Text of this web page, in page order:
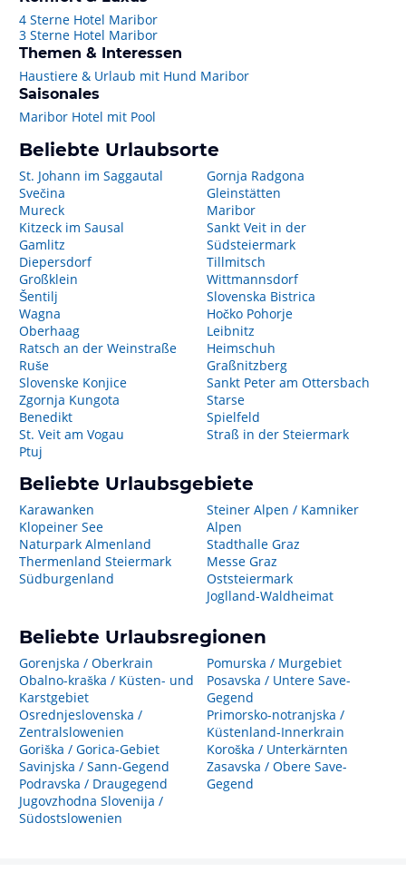
4 Sterne Hotel Maribor
3 Sterne Hotel Maribor
Themen & Interessen
Haustiere & Urlaub mit Hund Maribor
Saisonales
Maribor Hotel mit Pool
Beliebte Urlaubsorte
St. Johann im Saggautal
Svečina
Mureck
Kitzeck im Sausal
Gamlitz
Diepersdorf
Großklein
Šentilj
Wagna
Oberhaag
Ratsch an der Weinstraße
Ruše
Slovenske Konjice
Zgornja Kungota
Benedikt
St. Veit am Vogau
Ptuj
Gornja Radgona
Gleinstätten
Maribor
Sankt Veit in der
Südsteiermark
Tillmitsch
Wittmannsdorf
Slovenska Bistrica
Hočko Pohorje
Leibnitz
Heimschuh
Graßnitzberg
Sankt Peter am Ottersbach
Starse
Spielfeld
Straß in der Steiermark
Beliebte Urlaubsgebiete
Karawanken
Klopeiner See
Naturpark Almenland
Thermenland Steiermark
Südburgenland
Steiner Alpen / Kamniker
Alpen
Stadthalle Graz
Messe Graz
Oststeiermark
Joglland-Waldheimat
Beliebte Urlaubsregionen
Gorenjska / Oberkrain
Obalno-kraška / Küsten- und
Karstgebiet
Osrednjeslovenska /
Zentralslowenien
Goriška / Gorica-Gebiet
Savinjska / Sann-Gegend
Podravska / Draugegend
Jugovzhodna Slovenija /
Südostslowenien
Pomurska / Murgebiet
Posavska / Untere Save-
Gegend
Primorsko-notranjska /
Küstenland-Innerkrain
Koroška / Unterkärnten
Zasavska / Obere Save-
Gegend